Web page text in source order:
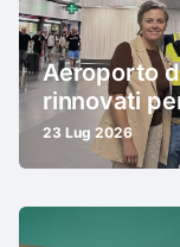
Aeroporto
rinnovati
23 Lug 2026